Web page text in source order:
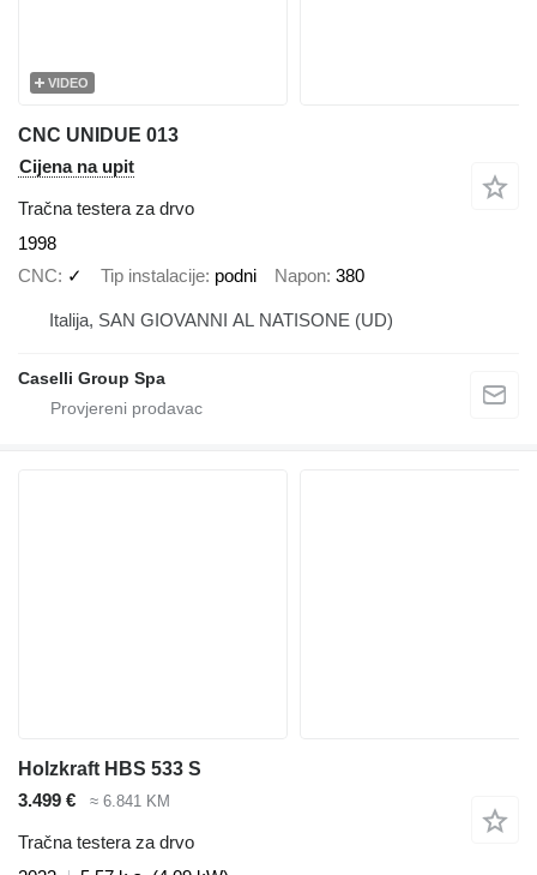
VIDEO
CNC UNIDUE 013
Cijena na upit
Tračna testera za drvo
1998
CNC
✓ Tip instalacije podni Napon 380
Italija, SAN GIOVANNI AL NATISONE (UD)
Caselli Group Spa
Holzkraft HBS 533 S
3.499 €
≈ 6.841 KM
Tračna testera za drvo